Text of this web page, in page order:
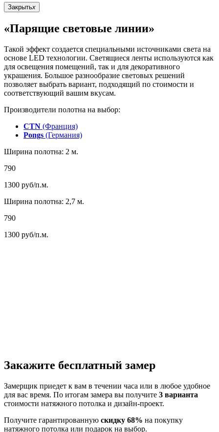
Закрытьx
«Парящие световые линии»
Такой эффект создается специальными источниками света на
основе LED технологии. Светящиеся ленты используются как
для освещения помещений, так и для декоративного
украшения. Большое разнообразие световых решений
позволяет выбрать вариант, подходящий по стоимости и
соответствующий вашим вкусам.
Производители полотна на выбор:
CTN (Франция)
Pongs (Германия)
Ширина полотна: 2 м.
790
1300 руб/п.м.
Ширина полотна: 2,7 м.
790
1300 руб/п.м.
Закажите бесплатный замер
Замерщик приедет к вам в течении часа или в любое удобное
для вас время. По итогам замера вы получите 3 варианта
стоимости натяжного потолка и дизайн-проект.
Получите гарантированную скидку 68% на покупку
натяжного потолка или подарок на выбор.